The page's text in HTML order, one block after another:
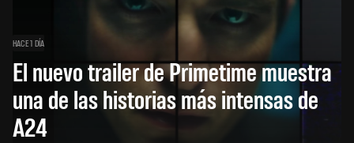
HACE 1 DÍA
El nuevo trailer de Primetime muestra
una de las historias más intensas de
A24